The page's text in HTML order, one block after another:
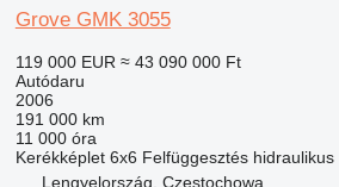
Grove GMK 3055
119 000 EUR ≈ 43 090 000 Ft
Autódaru
2006
191 000 km
11 000 óra
Kerékképlet 6x6 Felfüggesztés hidraulikus
Lengyelország, Częstochowa